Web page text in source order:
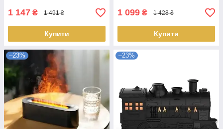
1 147 ₴ 1 491 ₴
Купити
1 099 ₴ 1 428 ₴
Купити
–23% –23%